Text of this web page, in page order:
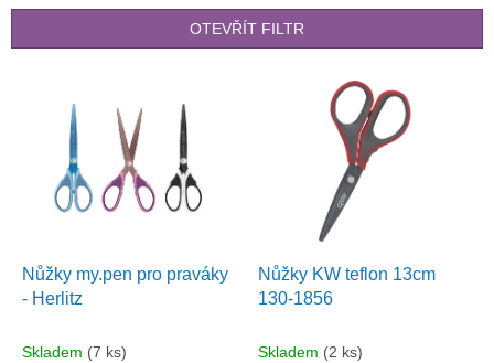
r
OTEVŘÍT FILTR
Nůžky my.pen pro praváky
- Herlitz
Skladem (7 ks)
Nůžky KW teflon 13cm
130-1856
Skladem (2 ks)